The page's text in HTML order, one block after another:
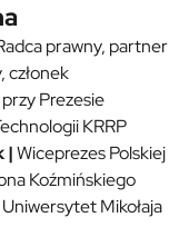
prawny, partner
członek
Prezesie
KRRP
|Wiceprezes Polskiej
Koźmińskiego
Uniwersytet Mikołaja